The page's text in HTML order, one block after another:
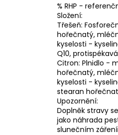
% RHP -
Složení:
Třešeň:
hořečnatý,
kyselosti -
Q10,
Citron: Plnidlo -
hořečnatý,
kyselosti -
stearan
Upozornění:
Doplněk stravy
jako náhrada
slunečním